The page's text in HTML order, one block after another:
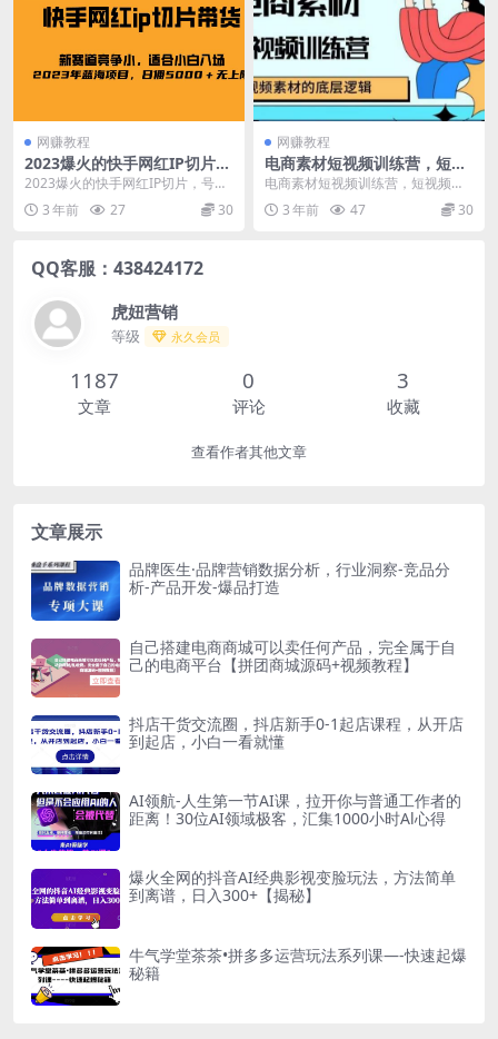
网赚教程
2023爆火的快手网红IP切片，
号称日佣5000＋的蓝海项目，
二驴的独家授权
2023爆火的快手网红IP切片，号称
日佣5000＋的蓝海项目，二驴的独
家授权 继...
3 年前 27 30
网赚教程
电商素材短视频训练营，短视
频电商素材的底层逻辑
电商素材短视频训练营，短视频电
商素材的底层逻辑 课程内容 认知逻
辑篇 第一课：爆...
3 年前 47 30
QQ客服：438424172
虎妞营销
等级 永久会员
1187
文章
0
评论
3
收藏
查看作者其他文章
文章展示
品牌医生·品牌营销数据分析，行业洞察-竞品分
析-产品开发-爆品打造
自己搭建电商商城可以卖任何产品，完全属于自
己的电商平台【拼团商城源码+视频教程】
抖店干货交流圈，抖店新手0-1起店课程，从开店
到起店，小白一看就懂
AI领航-人生第一节AI课，拉开你与普通工作者的
距离！30位AI领域极客，汇集1000小时Al心得
爆火全网的抖音AI经典影视变脸玩法，方法简单
到离谱，日入300+【揭秘】
牛气学堂茶茶•拼多多运营玩法系列课—-快速起爆
秘籍